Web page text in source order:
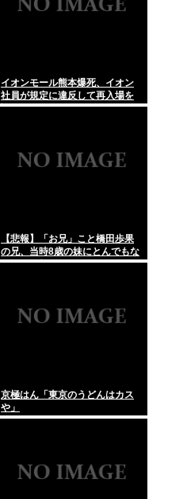
イオンモール熊本爆死、イオン
社員が規定に違反して再入場を
許可していた
【悲報】「お兄」こと橋田歩果
の兄、当時8歳の妹にとんでもな
いことを頼む
京極はん「東京のうどんはカス
や」